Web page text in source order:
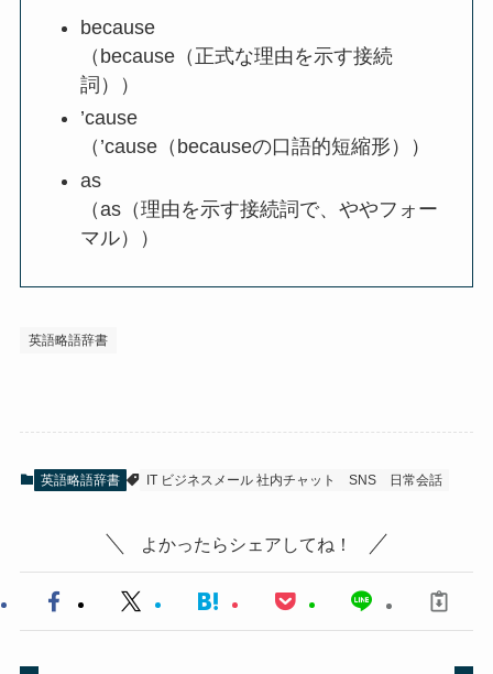
because
（because（正式な理由を示す接続
詞））
’cause
（’cause（becauseの口語的短縮形））
as
（as（理由を示す接続詞で、ややフォー
マル））
英語略語辞書
英語略語辞書 IT ビジネスメール 社内チャット SNS 日常会話
よかったらシェアしてね！